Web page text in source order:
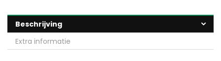
Beschrijving
Extra informatie